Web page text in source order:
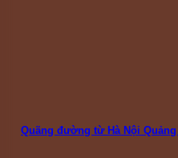
Quãng đường từ Hà Nội